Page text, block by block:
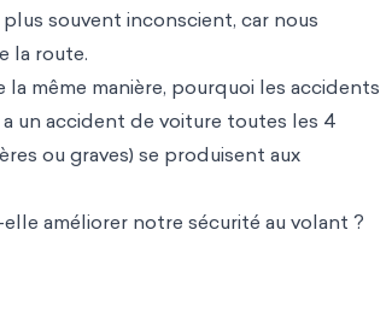
souvent inconscient, car nous
la route.
même manière, pourquoi les accidents
a un accident de voiture toutes les 4
ou graves) se produisent aux
améliorer notre sécurité au volant ?